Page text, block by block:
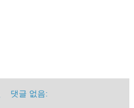
댓글 없음: